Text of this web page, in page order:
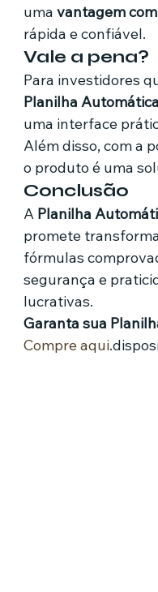
uma vantagem
rápida e confiável.
Vale a pena?
Para investidores
Planilha
uma interface
Além disso, com a
o produto é uma
Conclusão
A Planilha
promete
fórmulas
segurança e
lucrativas.
Garanta sua
Compre aqui